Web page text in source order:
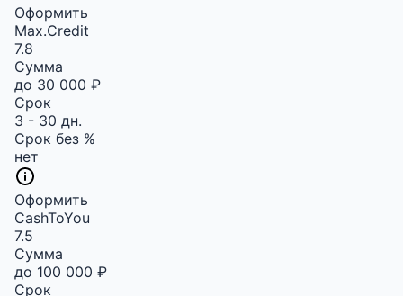
Оформить
Max.Credit
7.8
Сумма
до 30 000 ₽
Срок
3 - 30 дн.
Срок без %
нет
Оформить
CashToYou
7.5
Сумма
до 100 000 ₽
Срок